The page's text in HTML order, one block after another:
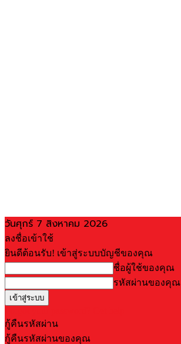
วันศุกร์ 7 สิงหาคม 2026
ลงชื่อเข้าใช้
ยินดีต้อนรับ! เข้าสู่ระบบบัญชีของคุณ
ชื่อผู้ใช้ของคุณ
รหัสผ่านของคุณ
กู้คืนรหัสผ่าน
กู้คืนรหัสผ่านของคุณ